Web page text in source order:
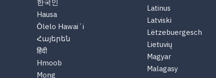
한국인
Hausa
Ōlelo Hawaiʻi
Հայերեն
हिंदी
Hmoob
Mong
Latinus
Latviski
Lëtzebuergesch
Lietuvių
Magyar
Malagasy